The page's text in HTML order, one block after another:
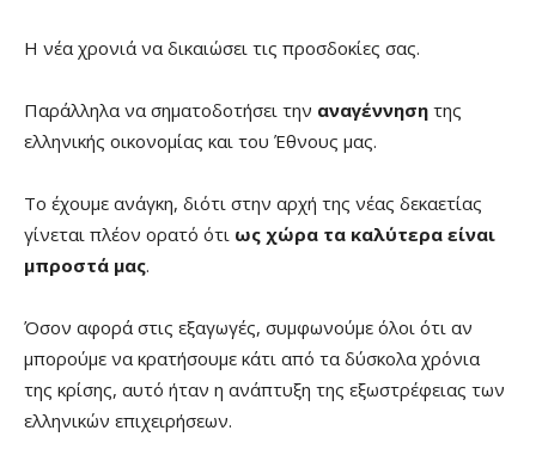
Η νέα χρονιά να δικαιώσει τις προσδοκίες σας.
Παράλληλα να σηματοδοτήσει την αναγέννηση της
ελληνικής οικονομίας και του Έθνους μας.
Το έχουμε ανάγκη, διότι στην αρχή της νέας δεκαετίας
γίνεται πλέον ορατό ότι ως χώρα τα καλύτερα είναι
μπροστά μας.
Όσον αφορά στις εξαγωγές, συμφωνούμε όλοι ότι αν
μπορούμε να κρατήσουμε κάτι από τα δύσκολα χρόνια
της κρίσης, αυτό ήταν η ανάπτυξη της εξωστρέφειας των
ελληνικών επιχειρήσεων.